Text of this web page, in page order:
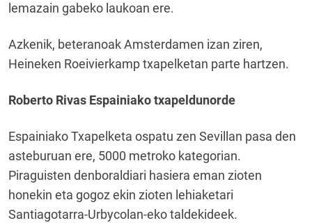
lemazain gabeko laukoan ere.
Azkenik, beteranoak Amsterdamen izan ziren,
Heineken Roeivierkamp txapelketan parte hartzen.
Roberto Rivas Espainiako txapeldunorde
Espainiako Txapelketa ospatu zen Sevillan pasa den
asteburuan ere, 5000 metroko kategorian.
Piraguisten denboraldiari hasiera eman zioten
honekin eta gogoz ekin zioten lehiaketari
Santiagotarra-Urbycolan-eko taldekideek.